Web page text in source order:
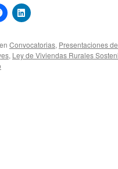
Convocatorias, Presentaciones
, Ley de Viviendas Rurales